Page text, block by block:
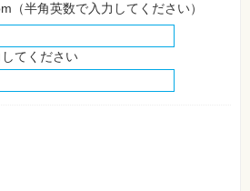
（半角英数で入力してください）
てください